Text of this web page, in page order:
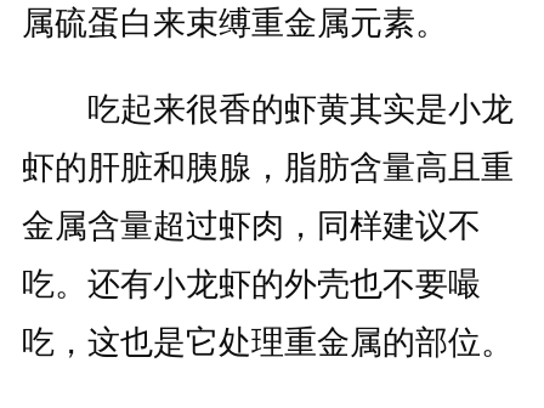
属硫蛋白来束缚重金属元素。
吃起来很香的虾黄其实是小龙
虾的肝脏和胰腺，脂肪含量高且重
金属含量超过虾肉，同样建议不
吃。还有小龙虾的外壳也不要嘬
吃，这也是它处理重金属的部位。